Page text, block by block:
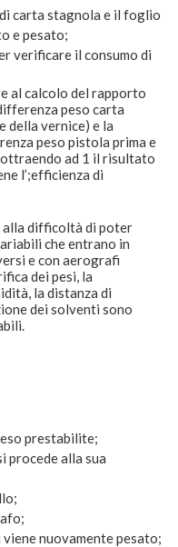
carta stagnola e il foglio
e pesato;
verificare il consumo di
al calcolo del rapporto
peso carta
della vernice) e la
peso pistola prima e
ad 1 il risultato
l’;efficienza di
alla difficoltà di poter
che entrano in
e con aerografi
dei pesi, la
la distanza di
dei solventi sono
prestabilite;
procede alla sua
nuovamente pesato;